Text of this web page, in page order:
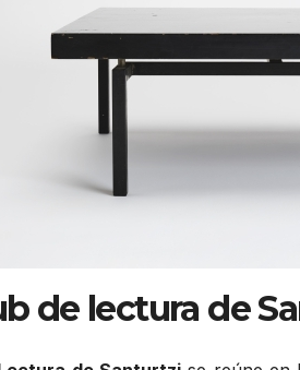
de lectura de